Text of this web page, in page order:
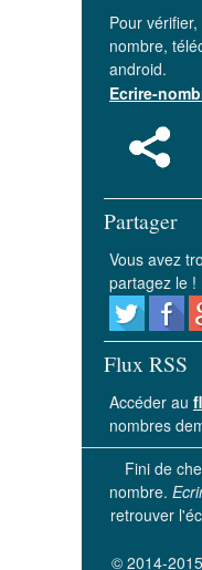
Pour
nombre,
android.
Ecrire-
Partager
Vous avez
partagez le !
Flux RSS
Accéder au
nombres
Fini de
nombre.
retrouver
© 2014-